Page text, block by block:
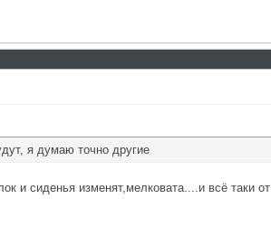
я думаю точно другие
и сиденья изменят,мелковата....и всё таки